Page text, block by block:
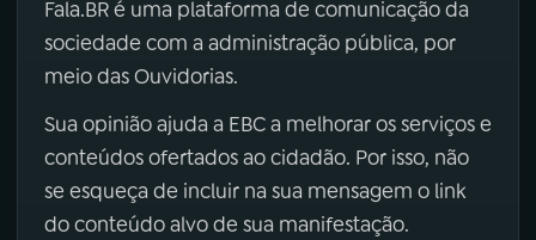
Fala.BR é uma plataforma de comunicação da
sociedade com a administração pública, por
meio das Ouvidorias.
Sua opinião ajuda a EBC a melhorar os serviços e
conteúdos ofertados ao cidadão. Por isso, não
se esqueça de incluir na sua mensagem o link
do conteúdo alvo de sua manifestação.